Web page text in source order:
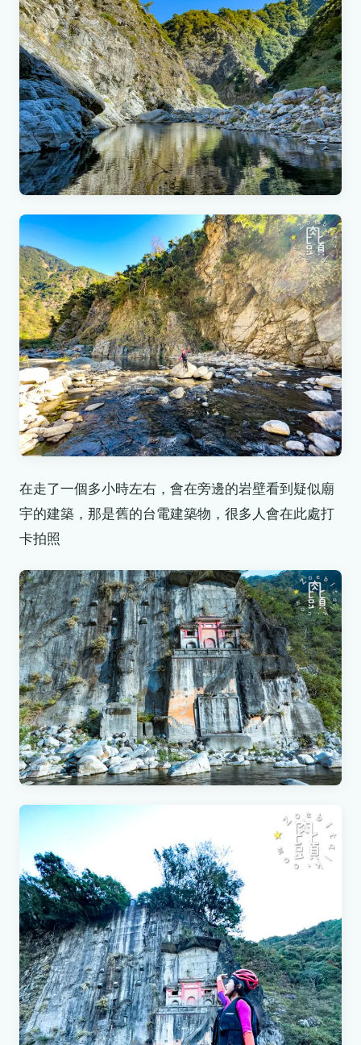
在走了一個多小時左右，會在旁邊的岩壁看到疑似廟
宇的建築，那是舊的台電建築物，很多人會在此處打
卡拍照